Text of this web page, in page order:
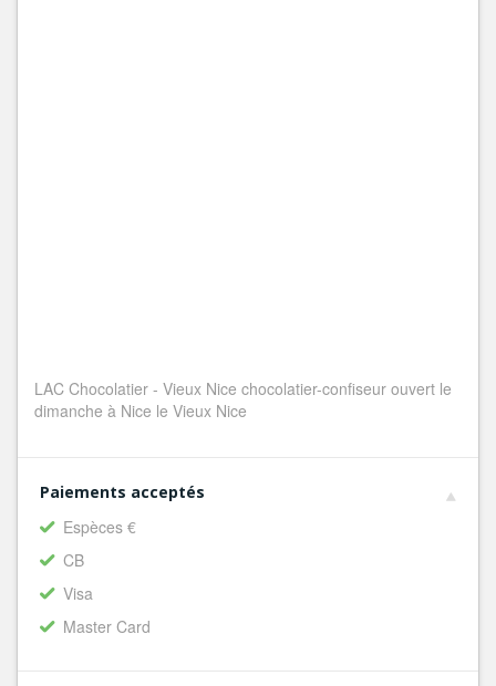
LAC Chocolatier - Vieux Nice chocolatier-confiseur ouvert le
dimanche à Nice le Vieux Nice
Paiements acceptés
Espèces €
CB
Visa
Master Card